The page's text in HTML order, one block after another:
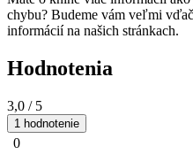
chybu? Budeme vám veľmi
informácií na našich stránkach.
Hodnotenia
3,0 / 5
1 hodnotenie
0